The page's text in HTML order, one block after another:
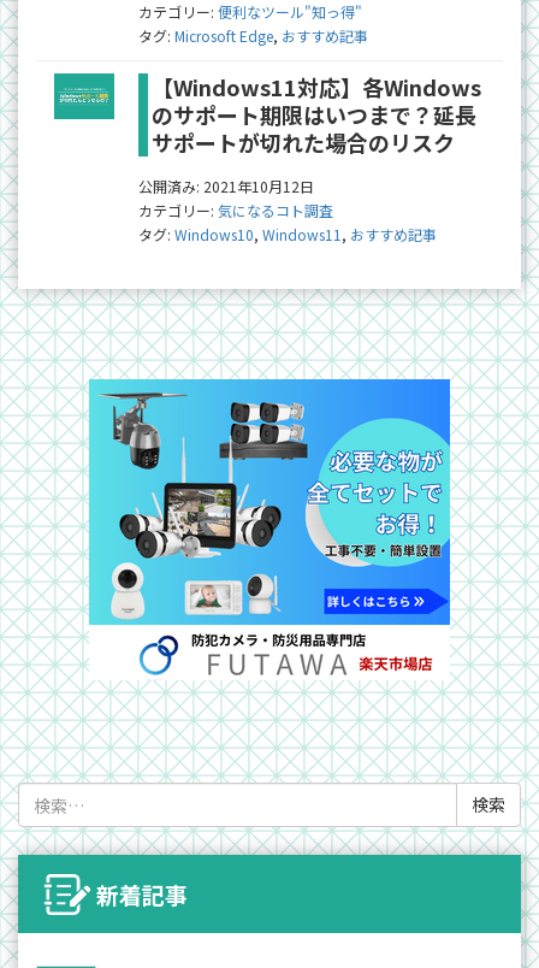
カテゴリー: 便利なツール"知っ得"
タグ: Microsoft Edge, おすすめ記事
【Windows11対応】各Windows
のサポート期限はいつまで？延長
サポートが切れた場合のリスク
公開済み: 2021年10月12日
カテゴリー: 気になるコト調査
タグ: Windows10, Windows11, おすすめ記事
索:
新着記事